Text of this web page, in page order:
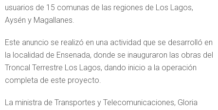
usuarios de 15 comunas de las regiones de Los Lagos,
Aysén y Magallanes.
Este anuncio se realizó en una actividad que se desarrolló en
la localidad de Ensenada, donde se inauguraron las obras del
Troncal Terrestre Los Lagos, dando inicio a la operación
completa de este proyecto.
La ministra de Transportes y Telecomunicaciones, Gloria